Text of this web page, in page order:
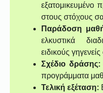
στους στόχους
Παράδοση
ελκυστικά
ειδικούς γηγενείς
Σχέδιο δράσης:
προγράμματα
Τελική εξέταση: